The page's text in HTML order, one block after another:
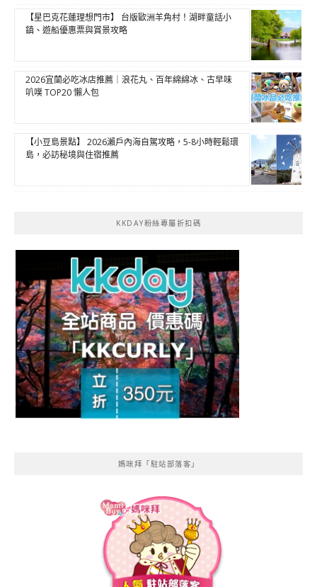
【星巴克花蓮理想門市】 台版歐洲羊角村！湖畔童話小
鎮、遊船優惠票與賞景攻略
2026宜蘭必吃冰店推薦｜浪花丸、百年綿綿冰、古早味
叭噗 TOP20 懶人包
【小豆島景點】 2026瀨戶內海自駕攻略，5-8小時輕鬆環
島，必訪秘境與住宿推薦
KKDAY粉絲專屬折扣碼
媽咪拜「駐站部落客」